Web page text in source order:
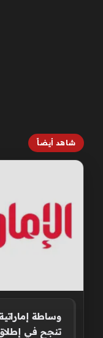
شاهد أيضاً
وساطة
تنجح في إطلاق 410